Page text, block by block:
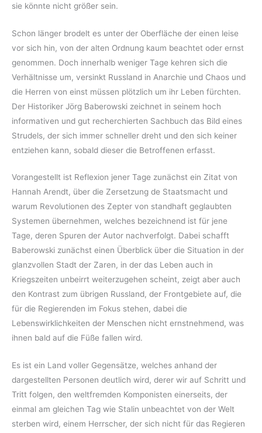
sie könnte nicht größer sein.
Schon länger brodelt es unter der Oberfläche der einen leise
vor sich hin, von der alten Ordnung kaum beachtet oder ernst
genommen. Doch innerhalb weniger Tage kehren sich die
Verhältnisse um, versinkt Russland in Anarchie und Chaos und
die Herren von einst müssen plötzlich um ihr Leben fürchten.
Der Historiker Jörg Baberowski zeichnet in seinem hoch
informativen und gut recherchierten Sachbuch das Bild eines
Strudels, der sich immer schneller dreht und den sich keiner
entziehen kann, sobald dieser die Betroffenen erfasst.
Vorangestellt ist Reflexion jener Tage zunächst ein Zitat von
Hannah Arendt, über die Zersetzung de Staatsmacht und
warum Revolutionen des Zepter von standhaft geglaubten
Systemen übernehmen, welches bezeichnend ist für jene
Tage, deren Spuren der Autor nachverfolgt. Dabei schafft
Baberowski zunächst einen Überblick über die Situation in der
glanzvollen Stadt der Zaren, in der das Leben auch in
Kriegszeiten unbeirrt weiterzugehen scheint, zeigt aber auch
den Kontrast zum übrigen Russland, der Frontgebiete auf, die
für die Regierenden im Fokus stehen, dabei die
Lebenswirklichkeiten der Menschen nicht ernstnehmend, was
ihnen bald auf die Füße fallen wird.
Es ist ein Land voller Gegensätze, welches anhand der
dargestellten Personen deutlich wird, derer wir auf Schritt und
Tritt folgen, den weltfremden Komponisten einerseits, der
einmal am gleichen Tag wie Stalin unbeachtet von der Welt
sterben wird, einem Herrscher, der sich nicht für das Regieren